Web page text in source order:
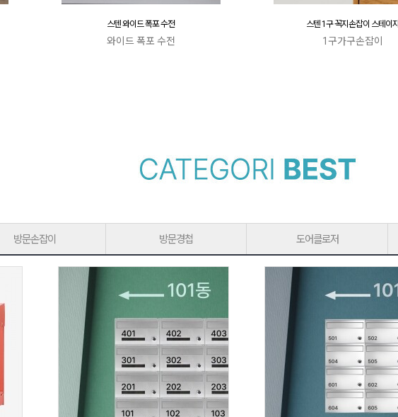
스텐 와이드 폭포 수전
와이드 폭포 수전
스텐 1구 꼭지손잡이 스테이지
1구가구손잡이
방문손잡이 방문경첩 도어클로저